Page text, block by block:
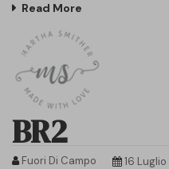
Read More
BR2
Fuori Di Campo 16